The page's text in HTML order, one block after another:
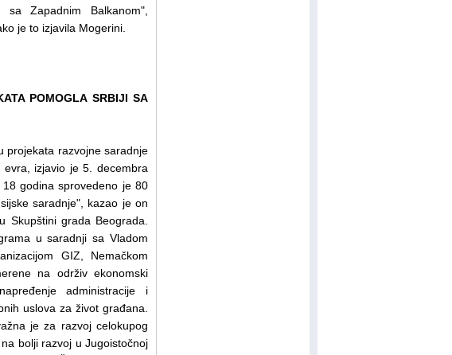
sa Zapadnim Balkanom",
je to izjavila Mogerini.
POMOGLA SRBIJI SA
projekata razvojne saradnje
izjavio je 5. decembra
godina sprovedeno je 80
saradnje", kazao je on
Skupštini grada Beograda.
u saradnji sa Vladom
GIZ, Nemačkom
na održiv ekonomski
administracije i
uslova za život građana.
je za razvoj celokupog
bolji razvoj u Jugoistočnoj